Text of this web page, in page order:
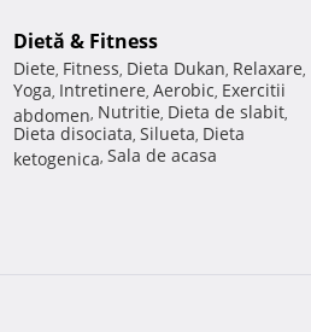
Dietă & Fitness
Diete, Fitness, Dieta Dukan, Relaxare,
Yoga, Intretinere, Aerobic, Exercitii
abdomen, Nutritie, Dieta de slabit,
Dieta disociata, Silueta, Dieta
ketogenica, Sala de acasa